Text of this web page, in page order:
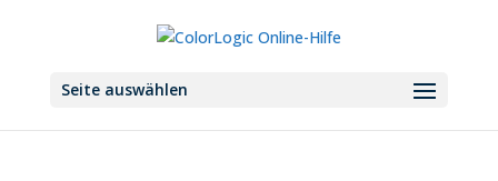
Seite auswählen